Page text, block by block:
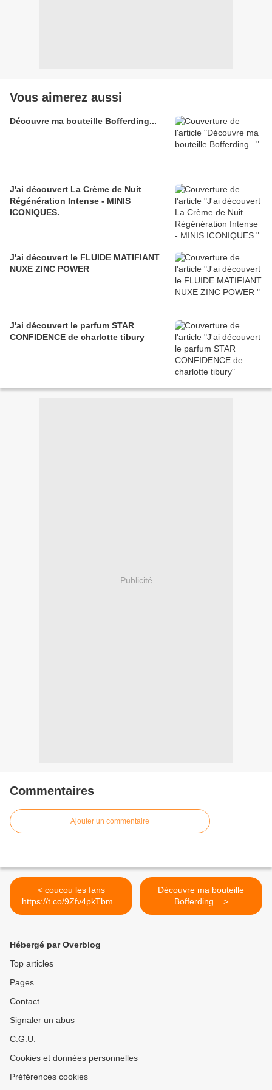
Vous aimerez aussi
Découvre ma bouteille Bofferding...
J'ai découvert La Crème de Nuit
Régénération Intense - MINIS
ICONIQUES.
J'ai découvert le FLUIDE MATIFIANT
NUXE ZINC POWER
J'ai découvert le parfum STAR
CONFIDENCE de charlotte tibury
Publicité
Commentaires
Ajouter un commentaire
< coucou les fans
https://t.co/9Zfv4pkTbm...
Découvre ma bouteille
Bofferding... >
Hébergé par Overblog
Top articles
Pages
Contact
Signaler un abus
C.G.U.
Cookies et données personnelles
Préférences cookies